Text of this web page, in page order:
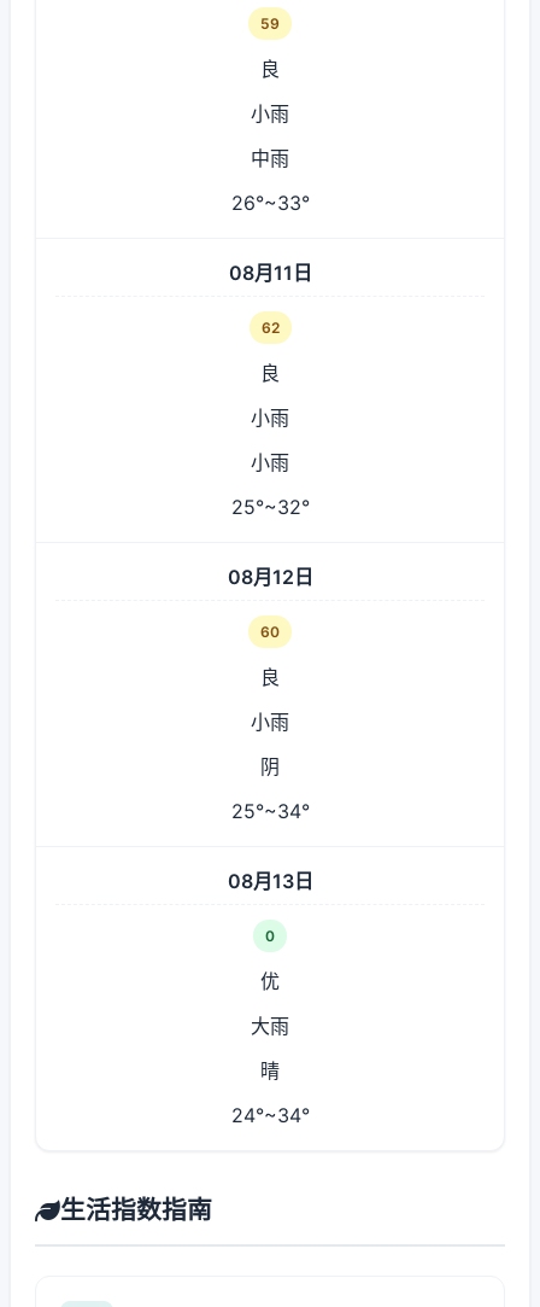
59
良
小雨
中雨
26°~33°
08月11日
62
良
小雨
小雨
25°~32°
08月12日
60
良
小雨
阴
25°~34°
08月13日
0
优
大雨
晴
24°~34°
生活指数指南